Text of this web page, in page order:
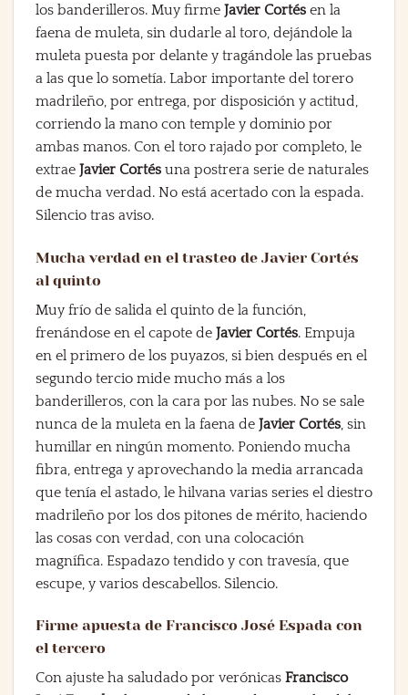
los banderilleros. Muy firme Javier Cortés en la
faena de muleta, sin dudarle al toro, dejándole la
muleta puesta por delante y tragándole las pruebas
a las que lo sometía. Labor importante del torero
madrileño, por entrega, por disposición y actitud,
corriendo la mano con temple y dominio por
ambas manos. Con el toro rajado por completo, le
extrae Javier Cortés una postrera serie de naturales
de mucha verdad. No está acertado con la espada.
Silencio tras aviso.
Mucha verdad en el trasteo de Javier Cortés
al quinto
Muy frío de salida el quinto de la función,
frenándose en el capote de Javier Cortés. Empuja
en el primero de los puyazos, si bien después en el
segundo tercio mide mucho más a los
banderilleros, con la cara por las nubes. No se sale
nunca de la muleta en la faena de Javier Cortés , sin
humillar en ningún momento. Poniendo mucha
fibra, entrega y aprovechando la media arrancada
que tenía el astado, le hilvana varias series el diestro
madrileño por los dos pitones de mérito, haciendo
las cosas con verdad, con una colocación
magnífica. Espadazo tendido y con travesía, que
escupe, y varios descabellos. Silencio.
Firme apuesta de Francisco José Espada con
el tercero
Con ajuste ha saludado por verónicas Francisco